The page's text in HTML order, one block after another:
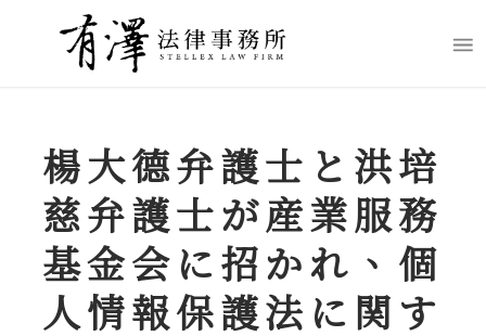
楊大德弁護士と洪培
慈弁護士が産業服務
基金会に招かれ、個
人情報保護法に関す